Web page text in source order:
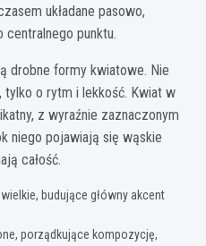
układane pasowo,
punktu.
drobne formy kwiatowe. Nie
tylko o rytm i lekkość. Kwiat w
z wyraźnie zaznaczonym
niego pojawiają się wąskie
całość.
budujące główny akcent
porządkujące kompozycję,